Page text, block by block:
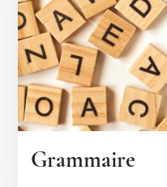
Grammaire